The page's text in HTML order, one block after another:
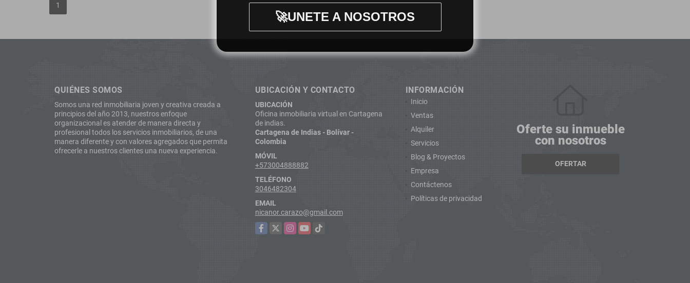
1
QUIÉNES SOMOS
Somos una red inmobiliaria joven y creativa creada a
principios del año 2013, nuestros enfoque
organizacional es atender de manera directa y
profesional todos los servicios inmobiliarios, de una
manera diferente y con valores agregados que permita
ofrecerle a nuestros clientes una nueva experiencia.
UBICACIÓN Y CONTACTO
UBICACIÓN
Oficina inmobiliaria virtual en Cartagena
de indias.
Cartagena de Indias - Bolívar -
Colombia
MÓVIL
+573004888882
TELÉFONO
3046482304
EMAIL
nicanor.carazo@gmail.com
Facebook
X Instagram
YouTubeTikTok
INFORMACIÓN
Inicio
Ventas
Alquiler
Servicios
Blog & Proyectos
Empresa
Contáctenos
Políticas de privacidad
Oferte su inmueble
con nosotros
OFERTAR
🚀UNETE A NOSOTROS